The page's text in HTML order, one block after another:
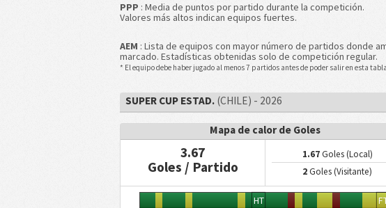
PPP : Media de puntos por partido durante la competición.
Valores más altos indican equipos fuertes.
AEM : Lista de equipos con mayor número de partidos donde
marcado. Estadísticas obtenidas solo de competición regular.
* El equipo debe haber jugado al menos 7 partidos antes de poder salir en esta
SUPER CUP ESTAD.(CHILE) - 2026
Mapa de calor de Goles
3.67
Goles / Partido
1.67Goles (Local)
2Goles (Visitante)
HT